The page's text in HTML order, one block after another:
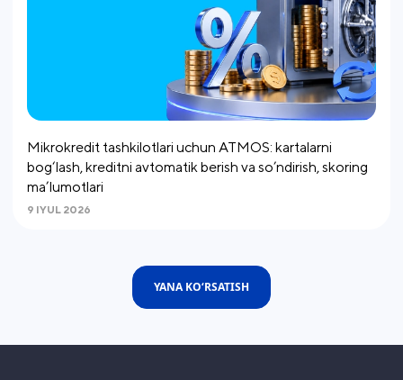
Mikrokredit tashkilotlari uchun ATMOS: kartalarni
bog‘lash, kreditni avtomatik berish va so’ndirish, skoring
ma’lumotlari
9 IYUL 2026
YANA KO‘RSATISH